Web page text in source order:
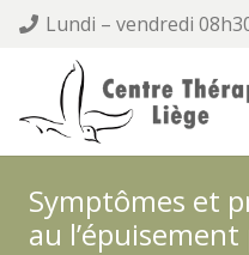
Lundi – vendredi
Symptômes et
au